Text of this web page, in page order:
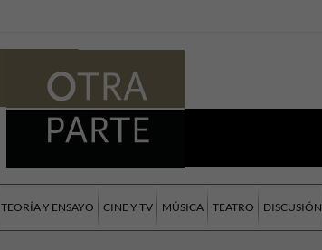
TEORÍA Y ENSAYO CINE Y TV MÚSICA TEATRO DISCUSIÓN